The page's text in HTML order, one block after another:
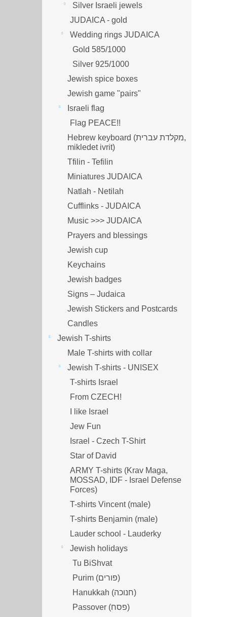
Silver Israeli jewels
JUDAICA - gold
Wedding rings JUDAICA
Gold 585/1000
Silver 925/1000
Jewish spice boxes
Jewish game "pairs"
Israeli flag
Flag PEACE!!
Hebrew keyboard (מקלדת עברית,
mikledet ivrit)
Tfilin - Tefilin
Miniatures JUDAICA
Natlah - Netilah
Cufflinks - JUDAICA
Music >>> JUDAICA
Prayers and blessings
Jewish cup
Keychains
Jewish badges
Signs – Judaica
Jewish Stickers and Postcards
Candles
Jewish T-shirts
Male T-shirts with collar
Jewish T-shirts - UNISEX
T-shirts Israel
From CZECH!
I like Israel
Jew Fun
Israel - Czech T-Shirt
Star of David
ARMY T-shirts (Krav Maga,
MOSSAD, IDF - Israel Defense
Forces)
T-shirts Vincent (male)
T-shirts Benjamin (male)
Lauder school - Lauderky
Jewish holidays
Tu BiShvat
Purim (פורים)
Hanukkah (חנוכה)
Passover (פסח)